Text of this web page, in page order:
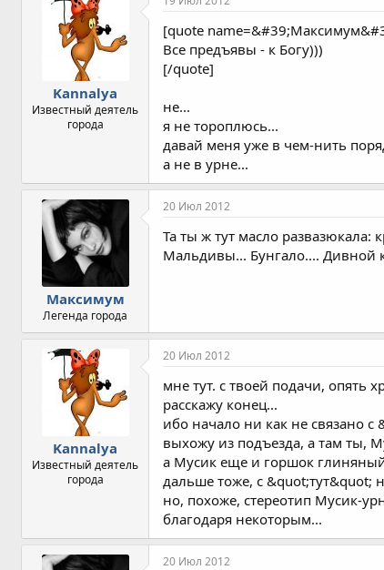
Kannalya
Известный деятель
города
[quote
Все предъявы - к Богу)))
[/quote]
не...
я не тороплюсь...
давай меня уже в чем-нить
а не в урне...
Максимум
Легенда города
20 Июл 2012
Та ты ж тут масло
Мальдивы... Бунгало.... Дивной
Kannalya
Известный деятель
города
20 Июл 2012
мне тут. с твоей подачи, опять
расскажу конец...
ибо начало ни как не связано с
выхожу из подъезда, а там ты,
а Мусик еще и горшок
дальше тоже, с &quot;тут&quot;
но, похоже, стереотип Мусик-
благодаря некоторым...
20 Июл 2012